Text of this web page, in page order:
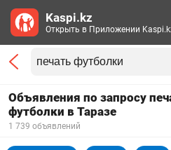
Объявления по запросу
футболки в Таразе
1 739 объявлений
Kaspi.kz
Открыть в Приложении